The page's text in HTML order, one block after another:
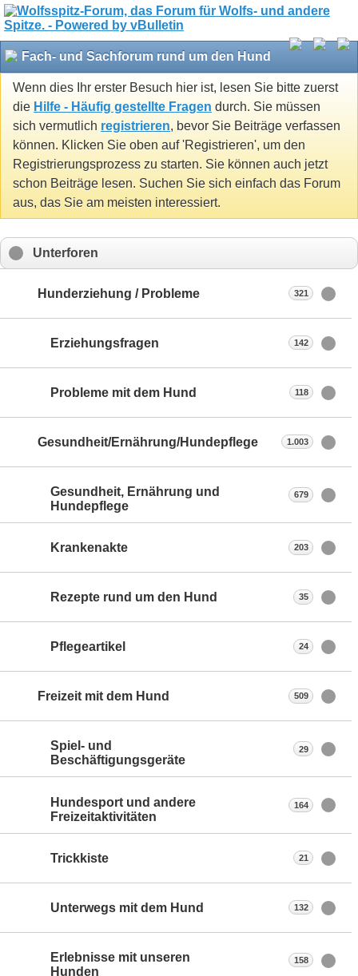
Fach- und Sachforum rund um den Hund
Wenn dies Ihr erster Besuch hier ist, lesen Sie bitte zuerst
die Hilfe - Häufig gestellte Fragen durch. Sie müssen
sich vermutlich registrieren, bevor Sie Beiträge verfassen
können. Klicken Sie oben auf 'Registrieren', um den
Registrierungsprozess zu starten. Sie können auch jetzt
schon Beiträge lesen. Suchen Sie sich einfach das Forum
aus, das Sie am meisten interessiert.
Unterforen
Hunderziehung / Probleme 321
Erziehungsfragen 142
Probleme mit dem Hund 118
Gesundheit/Ernährung/Hundepflege 1.003
Gesundheit, Ernährung und
Hundepflege
679
Krankenakte 203
Rezepte rund um den Hund 35
Pflegeartikel 24
Freizeit mit dem Hund 509
Spiel- und
Beschäftigungsgeräte
29
Hundesport und andere
Freizeitaktivitäten
164
Trickkiste 21
Unterwegs mit dem Hund 132
Erlebnisse mit unseren
Hunden
158